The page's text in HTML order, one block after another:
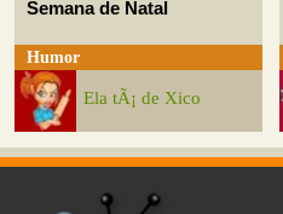
Semana de Natal
Humor
Ela tÃ¡ de Xico